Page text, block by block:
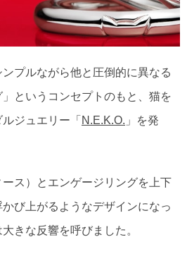
プルながら他と圧倒的に異なる
というコンセプトのもと、猫を
ジュエリー「 N.E.K.O. 」を発
ス）とエンゲージリングを上下
び上がるようなデザインになっ
きな反響を呼びました。